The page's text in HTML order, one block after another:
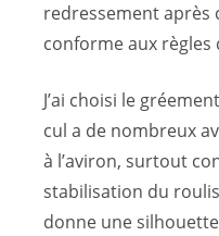
redressement après
conforme aux
J’ai choisi le
cul a de nombreux
à l’aviron, surtout
stabilisation du
donne une